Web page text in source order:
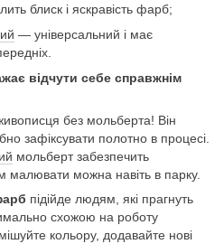
блиск і яскравість фарб;
— універсальний і має
відчути себе справжнім
без мольберта! Він
зафіксувати полотно в процесі.
мольберт забезпечить
малювати можна навіть в парку.
підійде людям, які прагнуть
схожою на роботу
кольору, додавайте нові